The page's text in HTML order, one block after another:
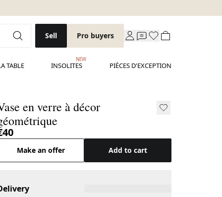
Sell Pro buyers
TABLE INSOLITES
NEW
PIÈCES D'EXCEPTION
en verre à décor
Make an offer Add to cart